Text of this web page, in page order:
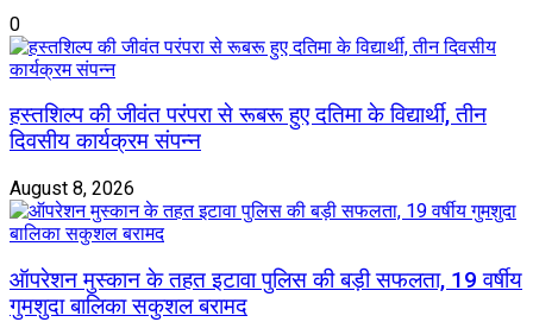
0
हस्तशिल्प की जीवंत परंपरा से रूबरू हुए दतिमा के विद्यार्थी, तीन
दिवसीय कार्यक्रम संपन्न
August 8, 2026
ऑपरेशन मुस्कान के तहत इटावा पुलिस की बड़ी सफलता, 19 वर्षीय
गुमशुदा बालिका सकुशल बरामद